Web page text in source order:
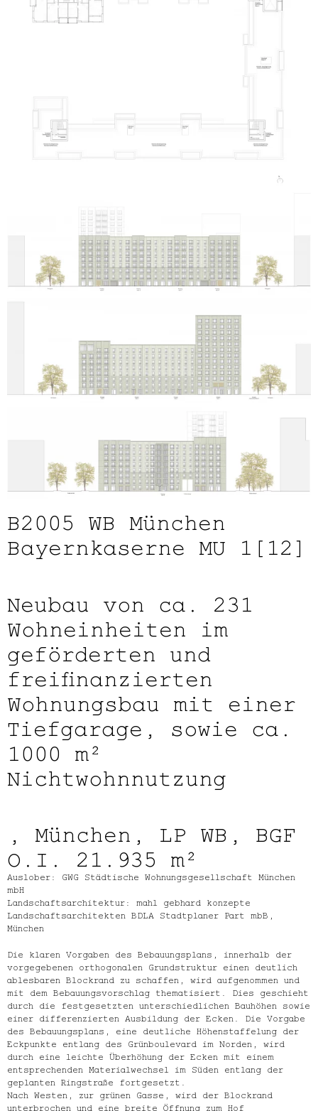
B2005 WB München
Bayernkaserne MU 1(12)
Neubau von ca. 231
Wohneinheiten im
geförderten und
freifinanzierten
Wohnungsbau mit einer
Tiefgarage, sowie ca.
1000 m²
Nichtwohnnutzung
, München, LP WB, BGF
O.I. 21.935 m²
Auslober: GWG Städtische Wohnungsgesellschaft München
mbH
Landschaftsarchitektur: mahl gebhard konzepte
Landschaftsarchitekten BDLA Stadtplaner Part mbB,
München
Die klaren Vorgaben des Bebauungsplans, innerhalb der
vorgegebenen orthogonalen Grundstruktur einen deutlich
ablesbaren Blockrand zu schaffen, wird aufgenommen und
mit dem Bebauungsvorschlag thematisiert. Dies geschieht
durch die festgesetzten unterschiedlichen Bauhöhen sowie
einer differenzierten Ausbildung der Ecken. Die Vorgabe
des Bebauungsplans, eine deutliche Höhenstaffelung der
Eckpunkte entlang des Grünboulevard im Norden, wird
durch eine leichte Überhöhung der Ecken mit einem
entsprechenden Materialwechsel im Süden entlang der
geplanten Ringstraße fortgesetzt.
Nach Westen, zur grünen Gasse, wird der Blockrand
unterbrochen und eine breite Öffnung zum Hof